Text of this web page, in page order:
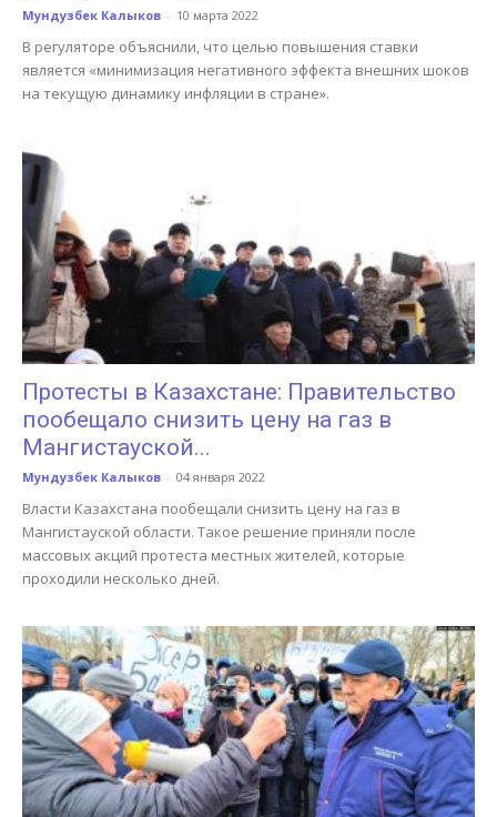
Мундузбек Калыков - 10 марта 2022
В регуляторе объяснили, что целью повышения ставки
является «минимизация негативного эффекта внешних шоков
на текущую динамику инфляции в стране».
Протесты в Казахстане: Правительство
пообещало снизить цену на газ в
Мангистауской...
Мундузбек Калыков - 04 января 2022
Власти Казахстана пообещали снизить цену на газ в
Мангистауской области. Такое решение приняли после
массовых акций протеста местных жителей, которые
проходили несколько дней.